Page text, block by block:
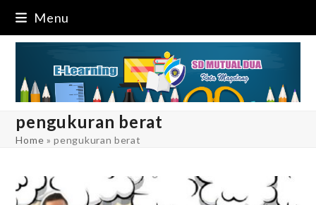
content
Menu
pengukuran berat
Home »pengukuran berat